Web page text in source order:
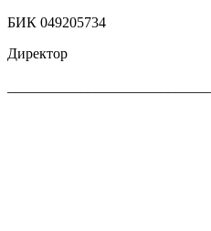
БИК 049205734
Директор